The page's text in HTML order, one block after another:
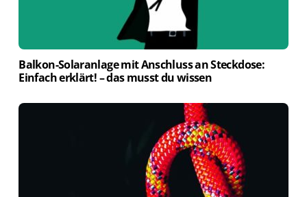
Balkon-Solaranlage mit Anschluss an Steckdose:
Einfach erklärt! – das musst du wissen